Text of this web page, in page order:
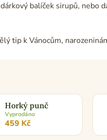
balíček sirupů, nebo
tip k Vánocům,
Horký punč
Vyprodáno
459 Kč